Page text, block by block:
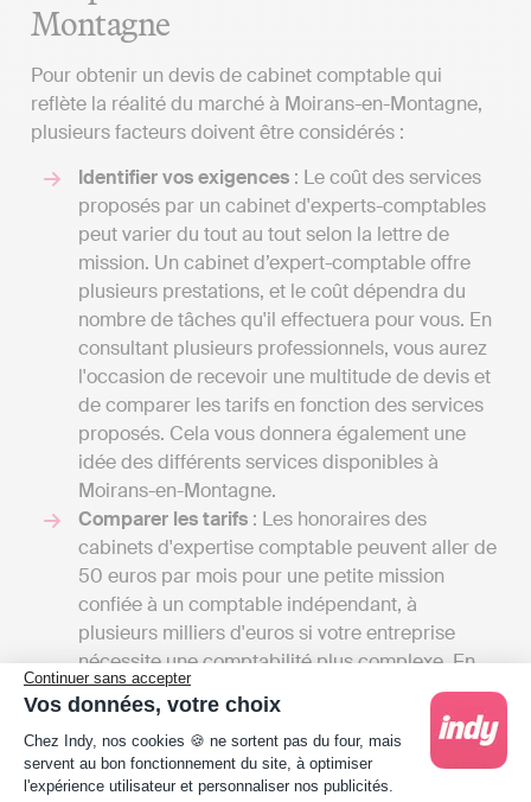
Continuer sans accepter
Vos données, votre choix
Plateforme de Gestion du Consentement :
Chez Indy, nos cookies 🍪 ne sortent pas du four, mais
servent au bon fonctionnement du site, à optimiser
l'expérience utilisateur et personnaliser nos publicités.
Montagne
Pour obtenir un devis de cabinet comptable qui
reflète la réalité du marché à Moirans-en-Montagne,
plusieurs facteurs doivent être considérés :
Identifier vos exigences : Le coût des services
proposés par un cabinet d'experts-comptables
peut varier du tout au tout selon la lettre de
mission. Un cabinet d’expert-comptable offre
plusieurs prestations, et le coût dépendra du
nombre de tâches qu'il effectuera pour vous. En
consultant plusieurs professionnels, vous aurez
l'occasion de recevoir une multitude de devis et
de comparer les tarifs en fonction des services
proposés. Cela vous donnera également une
idée des différents services disponibles à
Moirans-en-Montagne.
Comparer les tarifs : Les honoraires des
cabinets d'expertise comptable peuvent aller de
50 euros par mois pour une petite mission
confiée à un comptable indépendant, à
plusieurs milliers d'euros si votre entreprise
nécessite une comptabilité plus complexe. En
comparaison, pour une solution en ligne comme
Indy, il faut compter entre 240 € et 588 € / an
HT selon la taille d'entreprise, car Indy ne fait
qu’assister les professionnels dans la gestion de